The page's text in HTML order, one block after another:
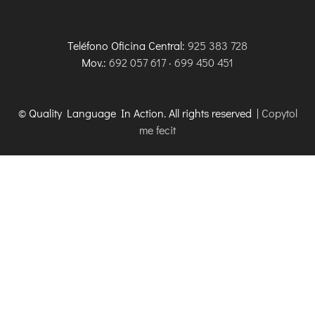
Teléfono Oficina Central: 925 383 728
Mov.: 692 057 617 · 699 450 451
© Quality Language In Action. All rights reserved | Copytol
me fecit